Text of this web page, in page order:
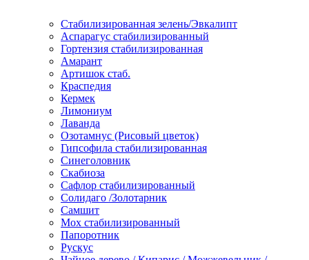
Стабилизированная зелень/Эвкалипт
Аспарагус стабилизированный
Гортензия стабилизированная
Амарант
Артишок стаб.
Краспедия
Кермек
Лимониум
Лаванда
Озотамнус (Рисовый цветок)
Гипсофила стабилизированная
Синеголовник
Скабиоза
Сафлор стабилизированный
Солидаго /Золотарник
Самшит
Мох стабилизированный
Папоротник
Рускус